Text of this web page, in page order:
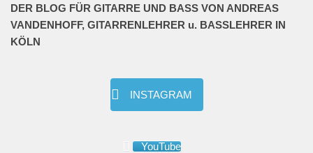
DER BLOG FÜR GITARRE UND BASS VON ANDREAS
VANDENHOFF, GITARRENLEHRER u. BASSLEHRER IN
KÖLN
INSTAGRAM
YouTube